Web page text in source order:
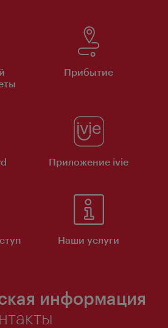
Прибытие
Приложение ivie
Наши услуги
информация